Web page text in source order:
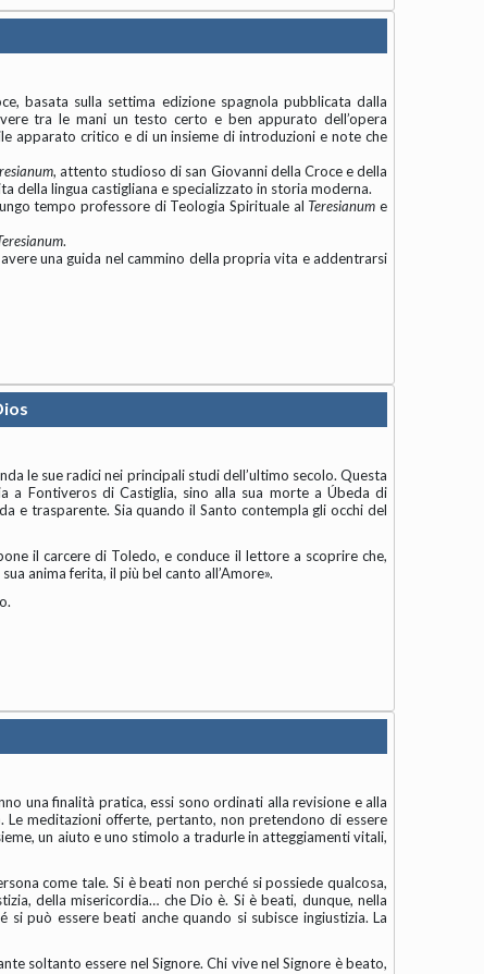
basata sulla settima edizione spagnola pubblicata dalla
tra le mani un testo certo e ben appurato dell’opera
apparato critico e di un insieme di introduzioni e note che
, attento studioso di san Giovanni della Croce e della
della lingua castigliana e specializzato in storia moderna.
tempo professore di Teologia Spirituale alTeresianum e
.
una guida nel cammino della propria vita e addentrarsi
le sue radici nei principali studi dell’ultimo secolo. Questa
a Fontiveros di Castiglia, sino alla sua morte a Úbeda di
e trasparente. Sia quando il Santo contempla gli occhi del
il carcere di Toledo, e conduce il lettore a scoprire che,
anima ferita, il più bel canto all’Amore».
una finalità pratica, essi sono ordinati alla revisione e alla
meditazioni offerte, pertanto, non pretendono di essere
un aiuto e uno stimolo a tradurle in atteggiamenti vi­tali,
come tale. Si è beati non perché si possiede qualcosa,
della misericordia… che Dio è. Si è beati, dunque, nella
può essere beati anche quando si subisce ingiustizia. La
soltanto essere nel Signore. Chi vive nel Signore è beato,